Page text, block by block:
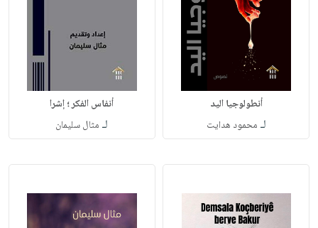
أنطولوجيا اليد
لـ محمود هدايت
أنفاس الفكر ؛ إشرا
لـ مثال سليمان